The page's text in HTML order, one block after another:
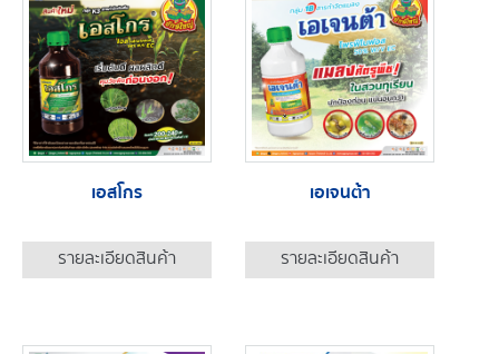
เอสโกร
รายละเอียดสินค้า
เอเจนต้า
รายละเอียดสินค้า